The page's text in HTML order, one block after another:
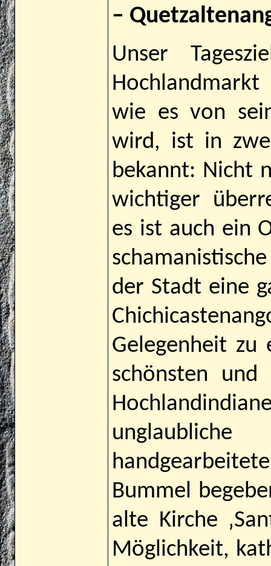
–
Unser
Hochlandmarkt
wie es von
wird, ist in
bekannt: Nicht
wichtiger
es ist auch ein
der Stadt eine
Gelegenheit
schönsten
Bummel
alte Kirche
Möglichkeit,